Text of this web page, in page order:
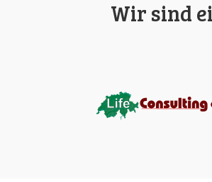
Wir sind